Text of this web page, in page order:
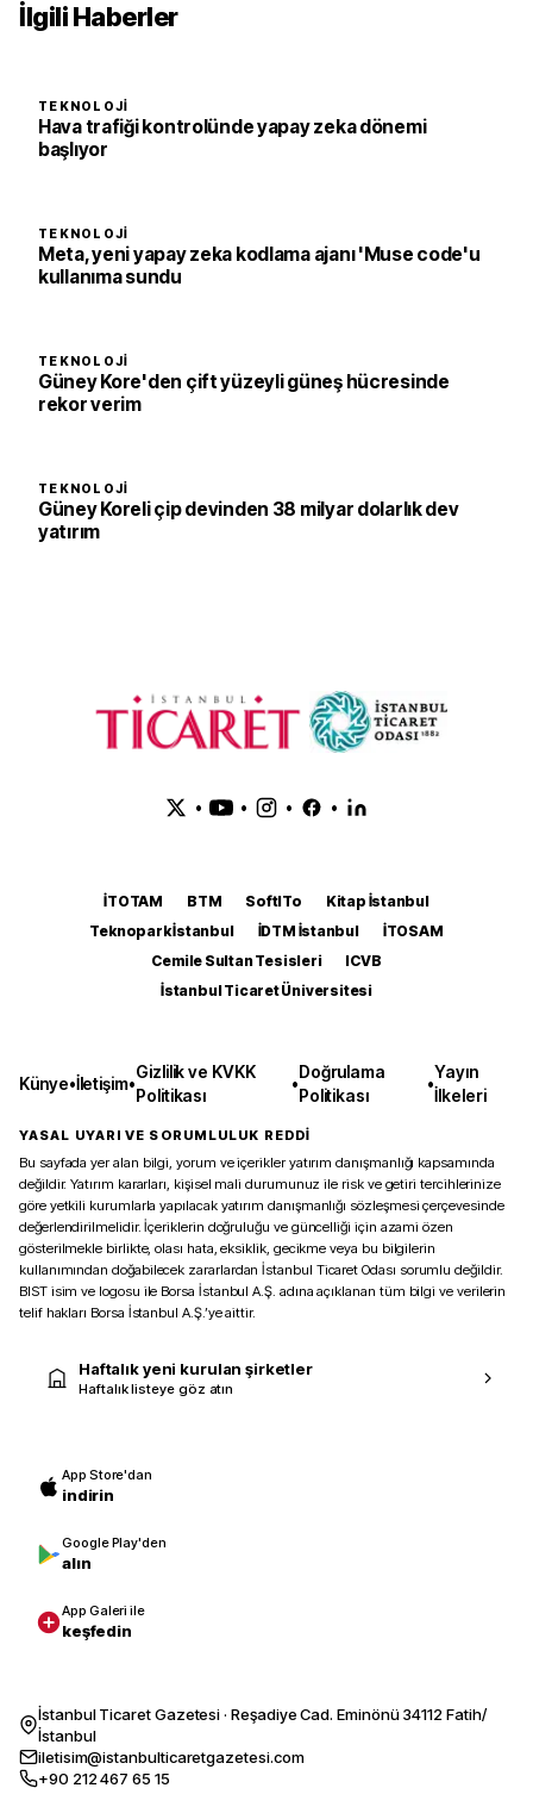
İlgili Haberler
TEKNOLOJI
Hava trafiği kontrolünde yapay zeka dönemi
başlıyor
TEKNOLOJI
Meta, yeni yapay zeka kodlama ajanı 'Muse code'u
kullanıma sundu
TEKNOLOJI
Güney Kore'den çift yüzeyli güneş hücresinde
rekor verim
TEKNOLOJI
Güney Koreli çip devinden 38 milyar dolarlık dev
yatırım
• • • •
İTOTAM BTM SoftITo
Kitap İstanbul
Teknopark İstanbul
İDTM İstanbul
İTOSAM
Cemile Sultan Tesisleri
ICVB
İstanbul Ticaret Üniversitesi
Künye•İletişim•
Gizlilik ve KVKK
Politikası
•
Doğrulama
Politikası
•
Yayın
İlkeleri
YASAL UYARI VE SORUMLULUK REDDİ
Bu sayfada yer alan bilgi, yorum ve içerikler yatırım danışmanlığı kapsamında
değildir. Yatırım kararları, kişisel mali durumunuz ile risk ve getiri tercihlerinize
göre yetkili kurumlarla yapılacak yatırım danışmanlığı sözleşmesi çerçevesinde
değerlendirilmelidir. İçeriklerin doğruluğu ve güncelliği için azami özen
gösterilmekle birlikte, olası hata, eksiklik, gecikme veya bu bilgilerin
kullanımından doğabilecek zararlardan İstanbul Ticaret Odası sorumlu değildir.
BIST isim ve logosu ile Borsa İstanbul A.Ş. adına açıklanan tüm bilgi ve verilerin
telif hakları Borsa İstanbul A.Ş.’ye aittir.
Haftalık yeni kurulan şirketler
Haftalık listeye göz atın
App Store'dan
indirin
Google Play'den
alın
App Galeri ile
keşfedin
İstanbul Ticaret Gazetesi · Reşadiye Cad. Eminönü 34112 Fatih/
İstanbul
iletisim@istanbulticaretgazetesi.com
+90 212 467 65 15